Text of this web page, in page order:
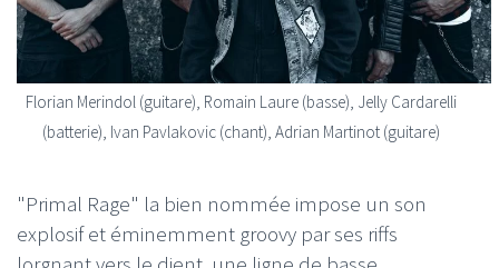
Florian Merindol (guitare), Romain Laure (basse), Jelly Cardarelli
(batterie), Ivan Pavlakovic (chant), Adrian Martinot (guitare)
"Primal Rage" la bien nommée impose un son
explosif et éminemment groovy par ses riffs